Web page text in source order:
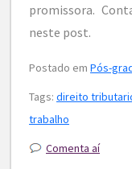
promissora.
neste post.
Postado em Pós-
Tags: direito
trabalho
Comenta aí